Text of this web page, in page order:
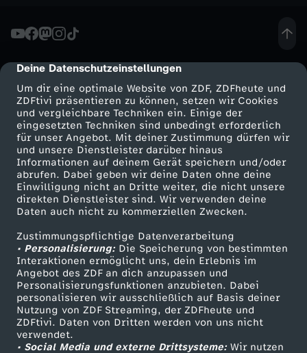
cmp-dialog-description
Deine Datenschutzeinstellungen
Um dir eine optimale Website von ZDF, ZDFheute und
ZDFtivi präsentieren zu können, setzen wir Cookies
und vergleichbare Techniken ein. Einige der
eingesetzten Techniken sind unbedingt erforderlich
für unser Angebot. Mit deiner Zustimmung dürfen wir
und unsere Dienstleister darüber hinaus
Informationen auf deinem Gerät speichern und/oder
abrufen. Dabei geben wir deine Daten ohne deine
Einwilligung nicht an Dritte weiter, die nicht unsere
direkten Dienstleister sind. Wir verwenden deine
Daten auch nicht zu kommerziellen Zwecken.
Zustimmungspflichtige Datenverarbeitung
• Personalisierung:Die Speicherung von bestimmten
Interaktionen ermöglicht uns, dein Erlebnis im
Angebot des ZDF an dich anzupassen und
Personalisierungsfunktionen anzubieten. Dabei
personalisieren wir ausschließlich auf Basis deiner
Nutzung von ZDF Streaming, der ZDFheute und
ZDFtivi. Daten von Dritten werden von uns nicht
verwendet.
• Social Media und externe Drittsysteme:Wir nutzen
Mehr ZDF
ZDF-Apps
Smart TV
ZDFtext
Livestreams
Sendungen A-Z
TV-Programm
Service
ZDFmitreden
Kontakt zum ZDF
Tickets
Zuschauerservice
Hilfe
ZDF Unternehmen